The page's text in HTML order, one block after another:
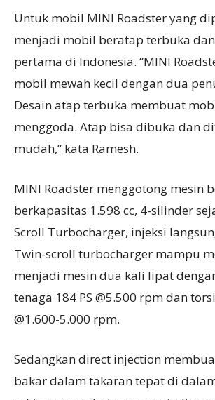
Untuk mobil MINI Roadster yang
menjadi mobil beratap terbuka
pertama di Indonesia. “MINI
mobil mewah kecil dengan dua
Desain atap terbuka membuat
menggoda. Atap bisa dibuka dan
mudah,” kata Ramesh.
MINI Roadster menggotong mesin
berkapasitas 1.598 cc, 4-silinder
Scroll Turbocharger, injeksi
Twin-scroll turbocharger mampu
menjadi mesin dua kali lipat
tenaga 184 PS @5.500 rpm dan
@1.600-5.000 rpm.
Sedangkan direct injection
bakar dalam takaran tepat di